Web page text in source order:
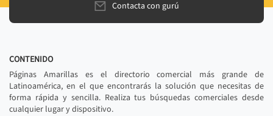
Contacta con gurú
CONTENIDO
Páginas Amarillas es el directorio comercial más grande de
Latinoamérica, en el que encontrarás la solución que necesitas de
forma rápida y sencilla. Realiza tus búsquedas comerciales desde
cualquier lugar y dispositivo.